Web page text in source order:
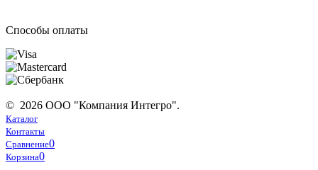
Способы оплаты
© 2026 ООО "Компания Интегро".
Каталог
Контакты
Сравнение0
Корзина0